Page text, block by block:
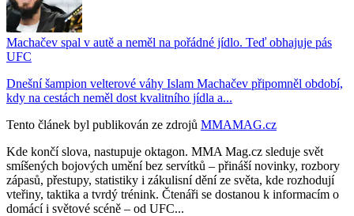
Machačev spal v autě a neměl na pořádné jídlo. Teď obhajuje pás
UFC
Dnešní šampion velterové váhy Islam Machačev připomněl období,
kdy na cestách neměl dost kvalitního jídla a...
Tento článek byl publikován ze zdrojů MMAMAG.cz
Kde končí slova, nastupuje oktagon. MMA Mag.cz sleduje svět
smíšených bojových umění bez servítků – přináší novinky, rozbory
zápasů, přestupy, statistiky i zákulisní dění ze světa, kde rozhodují
vteřiny, taktika a tvrdý trénink. Čtenáři se dostanou k informacím o
domácí i světové scéně – od UFC...